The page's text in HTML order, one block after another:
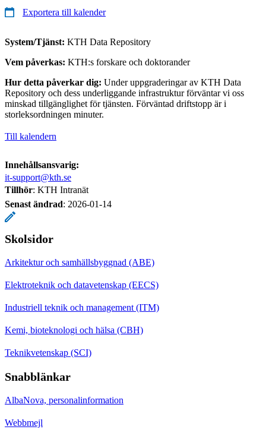
Exportera till kalender
System/Tjänst: KTH Data Repository
Vem påverkas: KTH:s forskare och doktorander
Hur detta påverkar dig: Under uppgraderingar av KTH Data
Repository och dess underliggande infrastruktur förväntar vi oss
minskad tillgänglighet för tjänsten. Förväntad driftstopp är i
storleksordningen minuter.
Till kalendern
Innehållsansvarig:
it-support@kth.se
Tillhör: KTH Intranät
Senast ändrad: 2026-01-14
Skolsidor
Arkitektur och samhällsbyggnad (ABE)
Elektroteknik och datavetenskap (EECS)
Industriell teknik och management (ITM)
Kemi, bioteknologi och hälsa (CBH)
Teknikvetenskap (SCI)
Snabblänkar
AlbaNova, personalinformation
Webbmejl